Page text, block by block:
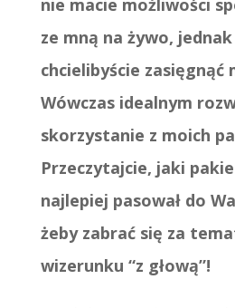
nie macie możliwości
ze mną na żywo,
chcielibyście zasięgnąć
Wówczas idealnym
skorzystanie z moich
Przeczytajcie, jaki
najlepiej pasował do
żeby zabrać się za
wizerunku “z głową”!